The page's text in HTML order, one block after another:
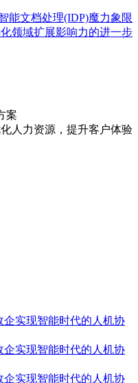
能文档处理(IDP)魔力象限
领域扩展影响力的进一步
案
人力资源，提升客户体验